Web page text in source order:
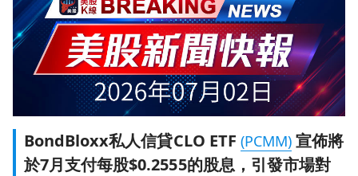
BondBloxx私人信貸CLO ETF (PCMM) 宣佈將
於7月支付每股$0.2555的股息，引發市場對